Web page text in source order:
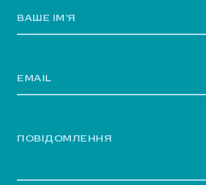
ВАШЕ ІМ’Я
EMAIL
ПОВІДОМЛЕННЯ